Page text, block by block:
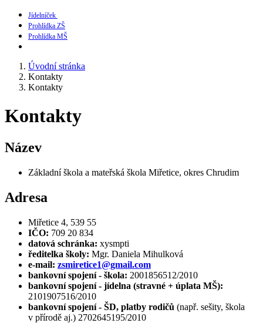
Jídelníček
Prohlídka ZŠ
Prohlídka MŠ
Úvodní stránka
Kontakty
Kontakty
Kontakty
Název
Základní škola a mateřská škola Miřetice, okres Chrudim
Adresa
Miřetice 4, 539 55
IČO: 709 20 834
datová schránka: xysmpti
ředitelka školy: Mgr. Daniela Mihulková
e-mail: zsmiretice1@gmail.com
bankovní spojení - škola: 2001856512/2010
bankovní spojení - jídelna (stravné + úplata MŠ):
2101907516/2010
bankovní spojení - ŠD, platby rodičů (např. sešity, škola
v přírodě aj.) 2702645195/2010